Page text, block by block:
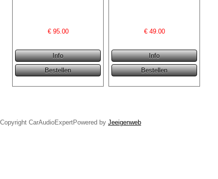
€ 95.00 € 49.00
Copyright CarAudioExpertPowered by Jeeigenweb